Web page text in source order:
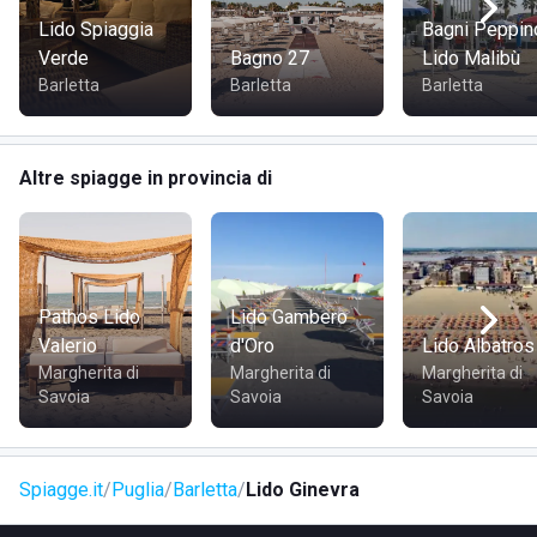
Lido Spiaggia
Verde
Barletta
Bagno 27
Barletta
Bagni
Lido Malibù
Barletta
Altre spiagge in provincia di
Pathos Lido
Valerio
Margherita di
Savoia
Lido Gambero
d'Oro
Margherita di
Savoia
Lido Albatros
Margherita di
Savoia
Spiagge.it Puglia Barletta Lido Ginevra